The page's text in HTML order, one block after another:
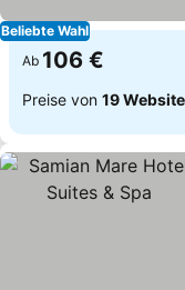
Beliebte Wahl
Ab 106 €
Preise von 19